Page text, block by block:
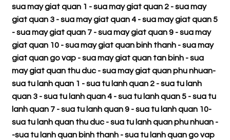
sua may giat quan 1 -sua may giat quan 2 -sua may
giat quan 3 -sua may giat quan 4 -sua may giat quan 5
-sua may giat quan 7 -sua may giat quan 9 -sua may
giat quan 10 -sua may giat quan binh thanh -sua may
giat quan go vap -sua may giat quan tan binh -sua
may giat quan thu duc -sua may giat quan phu nhuan-
sua tu lanh quan 1 -sua tu lanh quan 2 -sua tu lanh
quan 3 -sua tu lanh quan 4 -sua tu lanh quan 5 -sua tu
lanh quan 7 -sua tu lanh quan 9 -sua tu lanh quan 10-
sua tu lanh quan thu duc -sua tu lanh quan phu nhuan -
-sua tu lanh quan binh thanh -sua tu lanh quan go vap